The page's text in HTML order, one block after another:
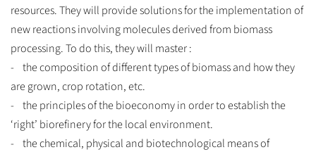
resources. They will provide solutions for the implementation of
new reactions involving molecules derived from biomass
processing. To do this, they will master :
- the composition of different types of biomass and how they
are grown, crop rotation, etc.
- the principles of the bioeconomy in order to establish the
‘right’ biorefinery for the local environment.
- the chemical, physical and biotechnological means of